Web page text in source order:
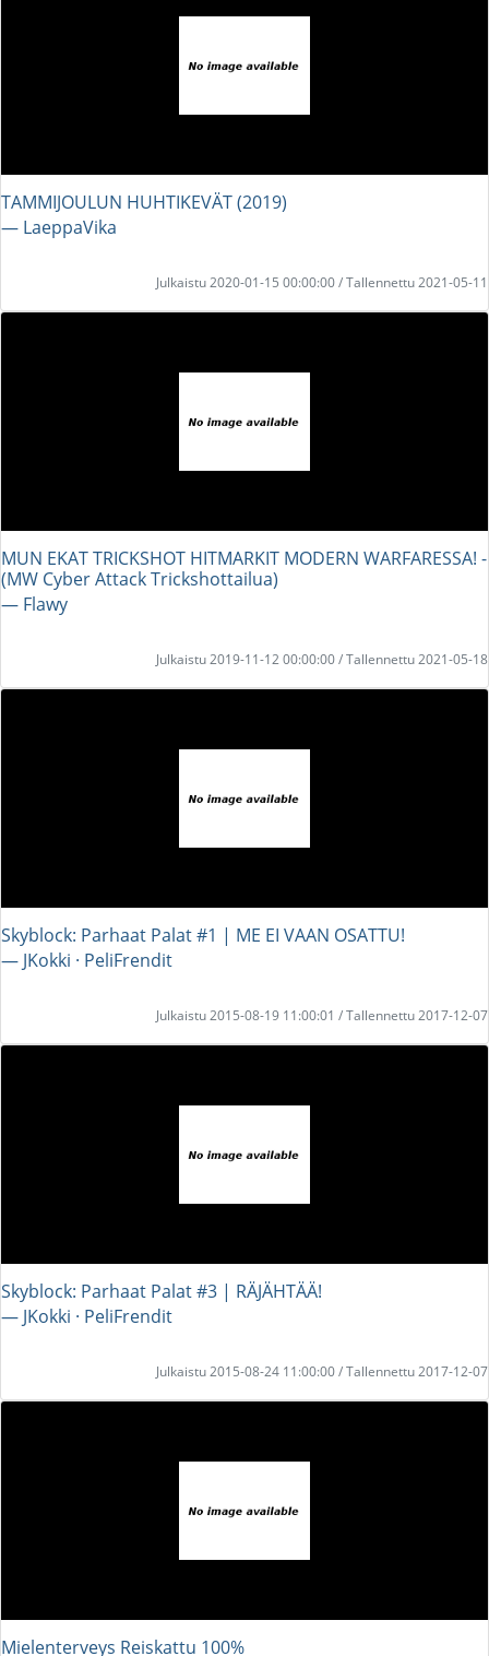
TAMMIJOULUN HUHTIKEVÄT (2019)
― LaeppaVika
Julkaistu 2020-01-15 00:00:00 / Tallennettu 2021-05-11
MUN EKAT TRICKSHOT HITMARKIT MODERN WARFARESSA! -
(MW Cyber Attack Trickshottailua)
― Flawy
Julkaistu 2019-11-12 00:00:00 / Tallennettu 2021-05-18
Skyblock: Parhaat Palat #1 | ME EI VAAN OSATTU!
― JKokki · PeliFrendit
Julkaistu 2015-08-19 11:00:01 / Tallennettu 2017-12-07
Skyblock: Parhaat Palat #3 | RÄJÄHTÄÄ!
― JKokki · PeliFrendit
Julkaistu 2015-08-24 11:00:00 / Tallennettu 2017-12-07
Mielenterveys Reiskattu 100%